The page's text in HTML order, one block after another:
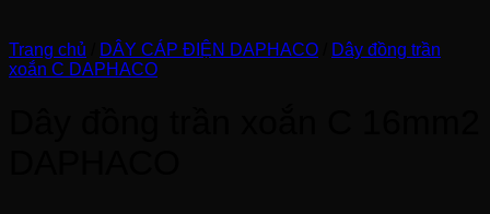
Trang chủ DÂY CÁP ĐIỆN DAPHACO
Dây đồng trần
xoắn C DAPHACO